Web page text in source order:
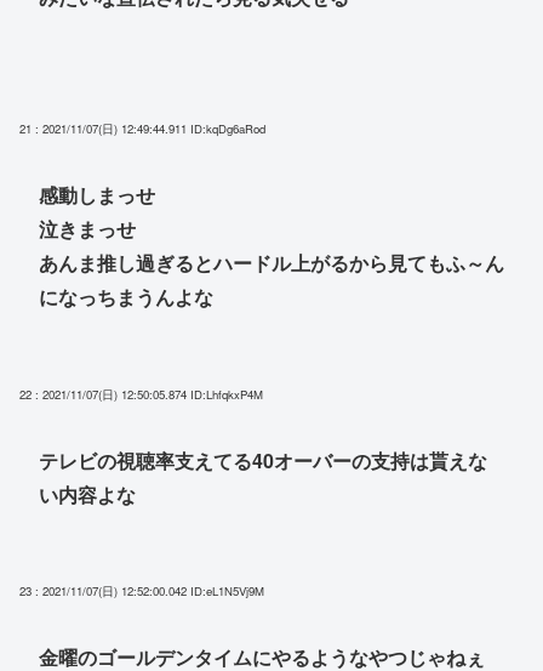
21 : 2021/11/07(日) 12:49:44.911 ID:kqDg6aRod
感動しまっせ
泣きまっせ
あんま推し過ぎるとハードル上がるから見てもふ～ん
になっちまうんよな
22 : 2021/11/07(日) 12:50:05.874 ID:LhfqkxP4M
テレビの視聴率支えてる40オーバーの支持は貰えな
い内容よな
23 : 2021/11/07(日) 12:52:00.042 ID:eL1N5Vj9M
金曜のゴールデンタイムにやるようなやつじゃねぇ